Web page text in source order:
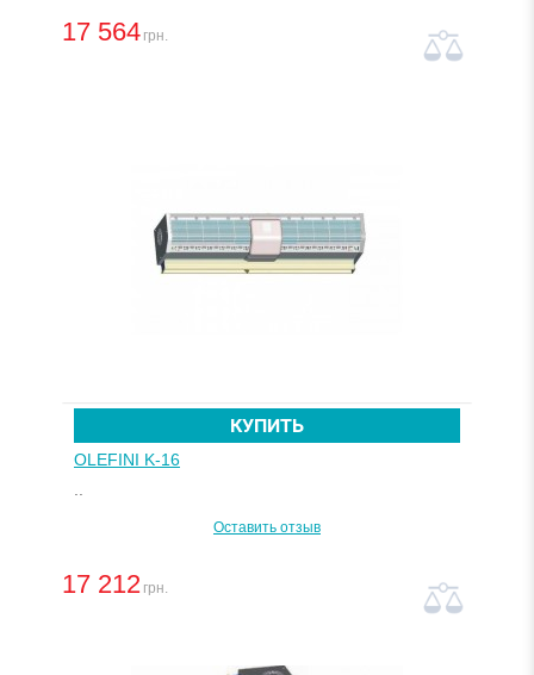
17 564 грн.
КУПИТЬ
OLEFINI K-16
Оставить отзыв
17 212 грн.